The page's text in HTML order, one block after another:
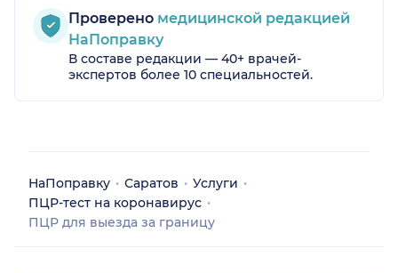
Проверено медицинской редакцией
НаПоправку
В составе редакции — 40+ врачей-
экспертов более 10 специальностей.
НаПоправку Саратов
Услуги
ПЦР-тест на коронавирус
ПЦР для выезда за границу